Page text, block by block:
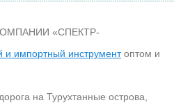
«СПЕКТР-
и импортный инструментоптом и
дорога на Турухтанные острова,